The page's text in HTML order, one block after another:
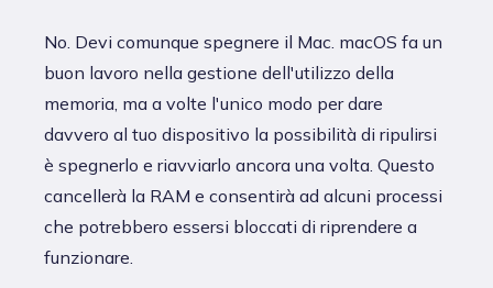
No. Devi comunque spegnere il Mac. macOS fa un
buon lavoro nella gestione dell'utilizzo della
memoria, ma a volte l'unico modo per dare
davvero al tuo dispositivo la possibilità di ripulirsi
è spegnerlo e riavviarlo ancora una volta. Questo
cancellerà la RAM e consentirà ad alcuni processi
che potrebbero essersi bloccati di riprendere a
funzionare.